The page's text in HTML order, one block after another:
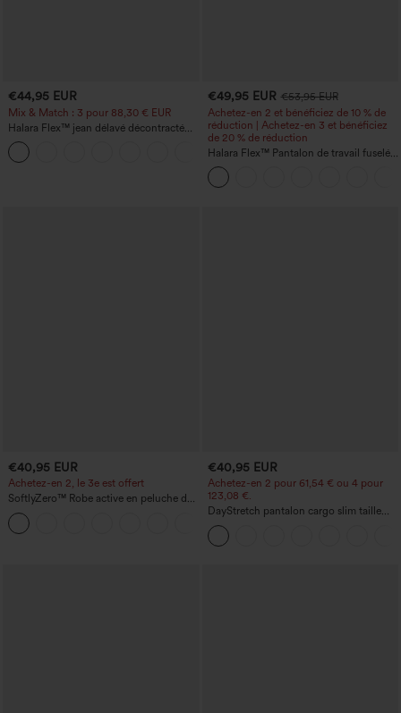
€44,95 EUR
Mix & Match : 3 pour 88,30 € EUR
Halara Flex™ jean délavé décontracté
taille haute à poches, coupe baggy à
jambe large
+2
€49,95 EUR €53,95 EUR
Achetez-en 2 et bénéficiez de 10 % de
réduction | Achetez-en 3 et bénéficiez
de 20 % de réduction
Halara Flex™ Pantalon de travail fuselé,
uni, taille haute, avec poches
€40,95 EUR
Achetez-en 2, le 3e est offert
SoftlyZero™ Robe active en peluche dos
nu — Édition Hyper Facile
€40,95 EUR
Achetez-en 2 pour 61,54 € ou 4 pour
123,08 €.
DayStretch pantalon cargo slim taille
haute, poches zippées, uni